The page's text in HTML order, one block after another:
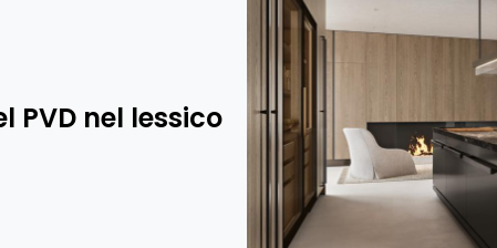
PVD nel lessico